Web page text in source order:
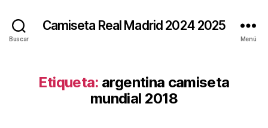
Buscar
Camiseta Real Madrid 2024 2025
Menú
Etiqueta: argentina camiseta
mundial 2018